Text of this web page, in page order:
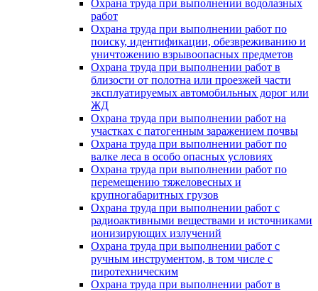
Охрана труда при выполнении водолазных
работ
Охрана труда при выполнении работ по
поиску, идентификации, обезвреживанию и
уничтожению взрывоопасных предметов
Охрана труда при выполнении работ в
близости от полотна или проезжей части
эксплуатируемых автомобильных дорог или
ЖД
Охрана труда при выполнении работ на
участках с патогенным заражением почвы
Охрана труда при выполнении работ по
валке леса в особо опасных условиях
Охрана труда при выполнении работ по
перемещению тяжеловесных и
крупногабаритных грузов
Охрана труда при выполнении работ с
радиоактивными веществами и источниками
ионизирующих излучений
Охрана труда при выполнении работ с
ручным инструментом, в том числе с
пиротехническим
Охрана труда при выполнении работ в